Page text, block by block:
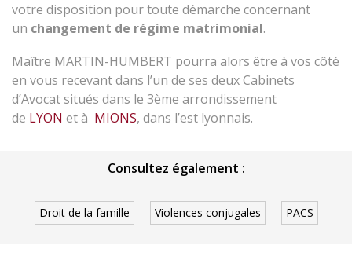
votre disposition pour toute démarche concernant
un changement de régime matrimonial.
Maître MARTIN-HUMBERT pourra alors être à vos côté
en vous recevant dans l’un de ses deux Cabinets
d’Avocat situés dans le 3ème arrondissement
de LYON et à MIONS, dans l’est lyonnais.
Consultez également :
Droit de la famille Violences conjugales PACS